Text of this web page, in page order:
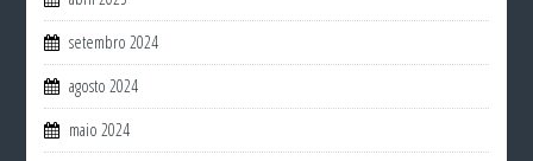
setembro 2024
agosto 2024
maio 2024